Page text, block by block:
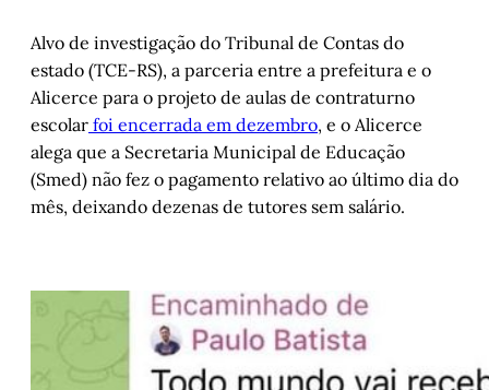
Alvo de investigação do Tribunal de Contas do
estado (TCE-RS), a parceria entre a prefeitura e o
Alicerce para o projeto de aulas de contraturno
escolar foi encerrada em dezembro, e o Alicerce
alega que a Secretaria Municipal de Educação
(Smed) não fez o pagamento relativo ao último dia do
mês, deixando dezenas de tutores sem salário.